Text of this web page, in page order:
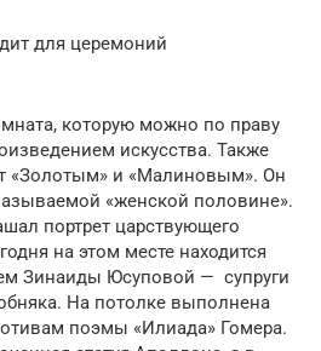
для церемоний
которую можно по праву
искусства. Также
«Золотым» и «Малиновым». Он
«женской половине».
портрет царствующего
на этом месте находится
Зинаиды Юсуповой — супруги
На потолке выполнена
поэмы «Илиада» Гомера.